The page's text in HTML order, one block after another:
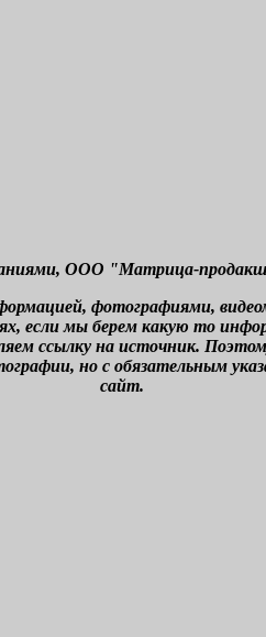
ООО "Матрица-
фотографиями,
если мы берем какую то
ссылку на источник.
но с обязательным
сайт.